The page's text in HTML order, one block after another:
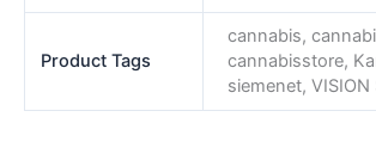
Product Tags
cannabis,
cannabisstore,
siemenet, VISION